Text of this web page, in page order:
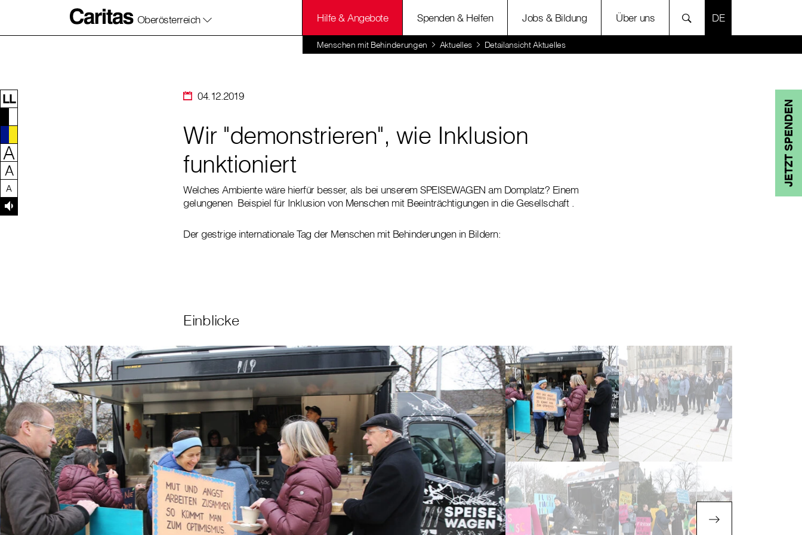
Zum Inhalt dieser Seite
Zur Navigation
Zum Footer dieser Seite
Oberösterreich Hilfe & Angebote Spenden & Helfen Jobs & Bildung Über uns SPRACHE
Menschen mit Behinderungen Aktuelles Detailansicht Aktuelles
JETZT SPENDEN
LL
A
A
A
04.12.2019
Wir "demonstrieren", wie Inklusion
funktioniert
Welches Ambiente wäre hierfür besser, als bei unserem SPEISEWAGEN am Domplatz? Einem
gelungenen Beispiel für Inklusion von Menschen mit Beeinträchtigungen in die Gesellschaft .
Der gestrige internationale Tag der Menschen mit Behinderungen in Bildern:
Einblicke